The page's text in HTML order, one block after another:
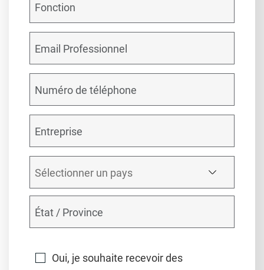
Oui, je souhaite recevoir des